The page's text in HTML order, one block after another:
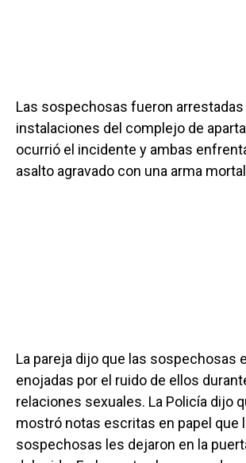
Las sospechosas fueron arrestadas
instalaciones del complejo de
ocurrió el incidente y ambas
asalto agravado con una arma
La pareja dijo que las sospechosas
enojadas por el ruido de ellos
relaciones sexuales. La Policía dijo
mostró notas escritas en papel que
sospechosas les dejaron en la